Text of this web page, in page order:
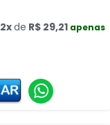
2xde R$ 29,21 apenas